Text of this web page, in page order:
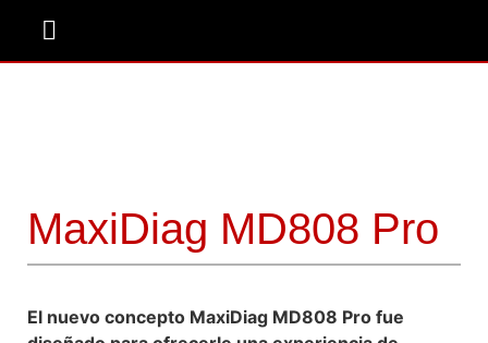
MaxiDiag MD808 Pro
El nuevo concepto MaxiDiag MD808 Pro fue